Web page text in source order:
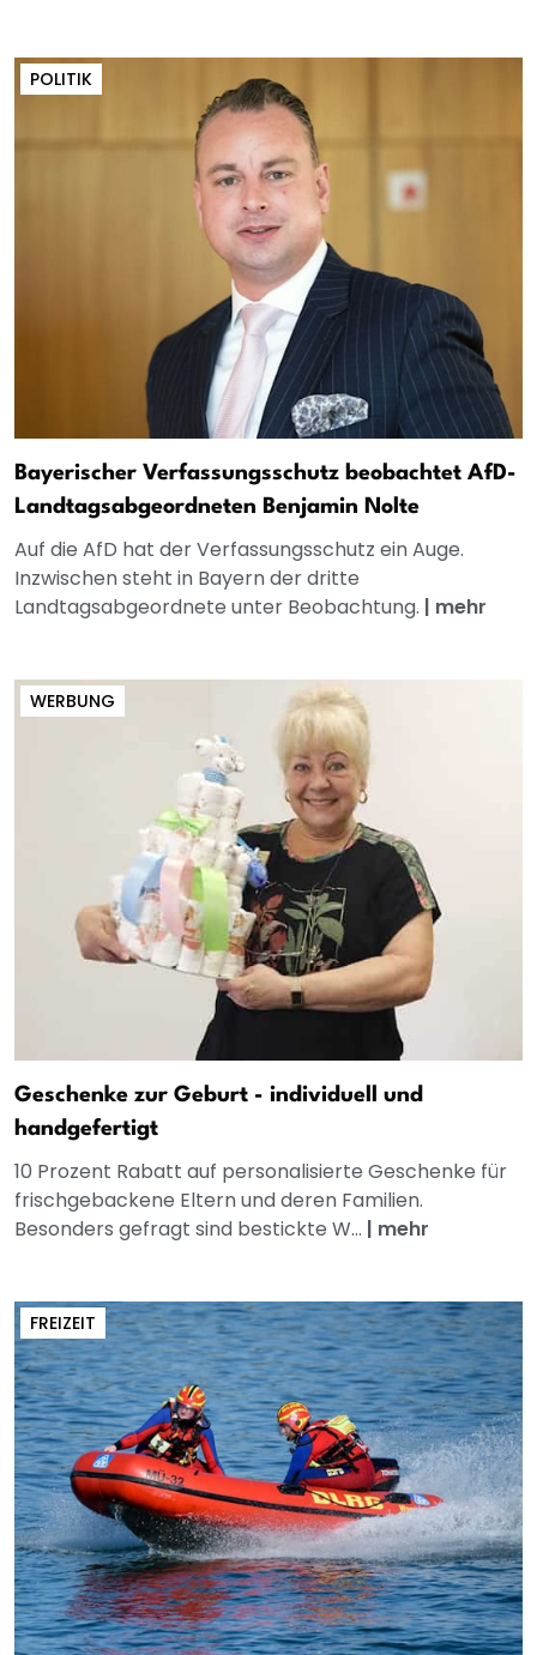
POLITIK
Bayerischer Verfassungsschutz beobachtet AfD-
Landtagsabgeordneten Benjamin Nolte
Auf die AfD hat der Verfassungsschutz ein Auge.
Inzwischen steht in Bayern der dritte
Landtagsabgeordnete unter Beobachtung. | mehr
WERBUNG
Geschenke zur Geburt - individuell und
handgefertigt
10 Prozent Rabatt auf personalisierte Geschenke für
frischgebackene Eltern und deren Familien.
Besonders gefragt sind bestickte W... | mehr
FREIZEIT